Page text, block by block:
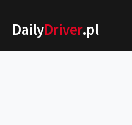
DailyDriver.pl